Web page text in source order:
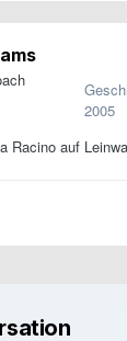
2005
Racino auf